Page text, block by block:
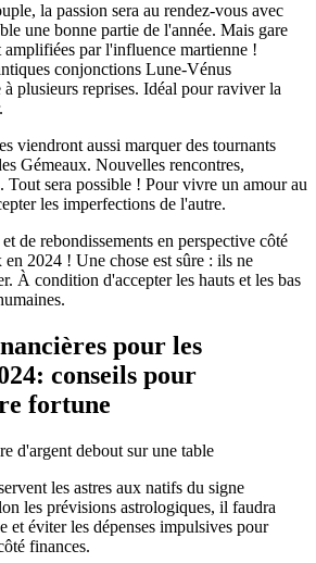
la passion sera au rendez-vous avec
une bonne partie de l'année. Mais gare
amplifiées par l'influence martienne !
conjonctions Lune-Vénus
plusieurs reprises. Idéal pour raviver la
viendront aussi marquer des tournants
Gémeaux. Nouvelles rencontres,
Tout sera possible ! Pour vivre un amour au
les imperfections de l'autre.
de rebondissements en perspective côté
2024 ! Une chose est sûre : ils ne
À condition d'accepter les hauts et les bas
pour les
conseils pour
fortune
les astres aux natifs du signe
les prévisions astrologiques, il faudra
et éviter les dépenses impulsives pour
finances.